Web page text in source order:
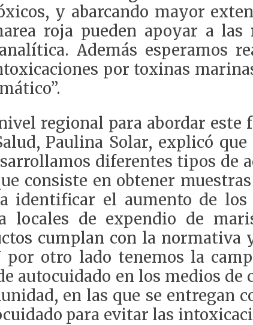
y abarcando mayor
roja pueden apoyar a las
Además esperamos
por toxinas
regional para abordar este
Paulina Solar, explicó
diferentes tipos de
consiste en obtener
identificar el aumento de
locales de expendio de
cumplan con la normativa
otro lado tenemos la
autocuidado en los medios de
en las que se entregan
para evitar las